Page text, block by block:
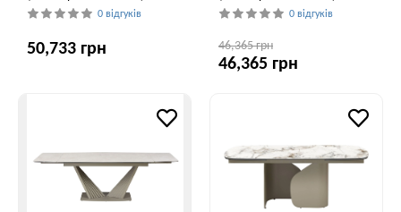
0 відгуків
50,733 грн
0 відгуків
46,365 грн
46,365 грн